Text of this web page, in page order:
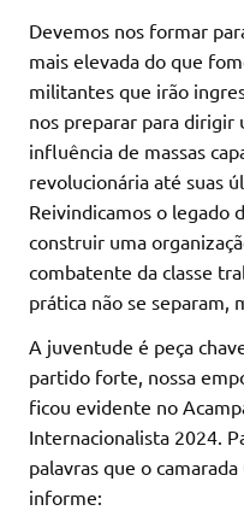
Devemos nos formar
mais elevada do que
militantes que irão
nos preparar para dirigir
influência de massas
revolucionária até suas
Reivindicamos o legado
construir uma
combatente da classe
prática não se separam,
A juventude é peça
partido forte, nossa
ficou evidente no
Internacionalista 2024.
palavras que o
informe: